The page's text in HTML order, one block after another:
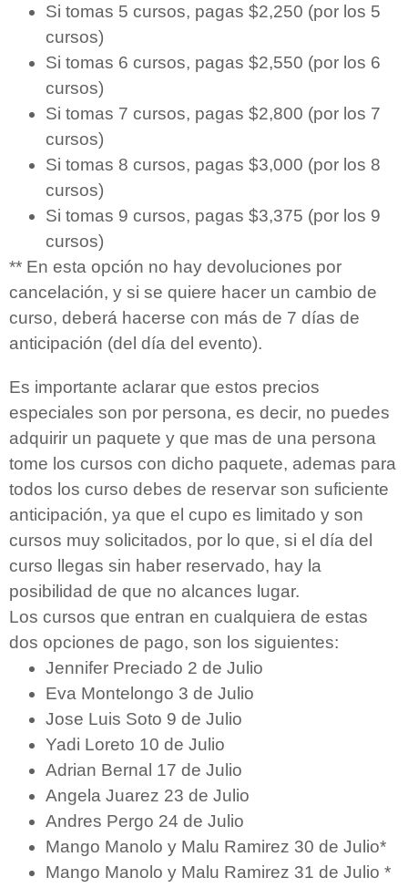
Si tomas 5 cursos, pagas $2,250 (por los 5
cursos)
Si tomas 6 cursos, pagas $2,550 (por los 6
cursos)
Si tomas 7 cursos, pagas $2,800 (por los 7
cursos)
Si tomas 8 cursos, pagas $3,000 (por los 8
cursos)
Si tomas 9 cursos, pagas $3,375 (por los 9
cursos)
** En esta opción no hay devoluciones por
cancelación, y si se quiere hacer un cambio de
curso, deberá hacerse con más de 7 días de
anticipación (del día del evento).
Es importante aclarar que estos precios
especiales son por persona, es decir, no puedes
adquirir un paquete y que mas de una persona
tome los cursos con dicho paquete, ademas para
todos los curso debes de reservar son suficiente
anticipación, ya que el cupo es limitado y son
cursos muy solicitados, por lo que, si el día del
curso llegas sin haber reservado, hay la
posibilidad de que no alcances lugar.
Los cursos que entran en cualquiera de estas
dos opciones de pago, son los siguientes:
Jennifer Preciado 2 de Julio
Eva Montelongo 3 de Julio
Jose Luis Soto 9 de Julio
Yadi Loreto 10 de Julio
Adrian Bernal 17 de Julio
Angela Juarez 23 de Julio
Andres Pergo 24 de Julio
Mango Manolo y Malu Ramirez 30 de Julio*
Mango Manolo y Malu Ramirez 31 de Julio *